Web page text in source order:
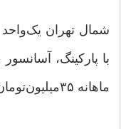
ماهانه ۳۵‌میلیون‌تومان اجاره‌بها.